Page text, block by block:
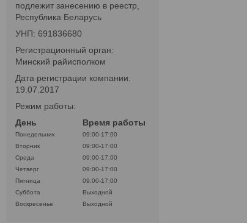
подлежит занесению в реестр,
Республика Беларусь
УНП: 691836680
Регистрационный орган:
Минский райисполком
Дата регистрации компании:
19.07.2017
Режим работы:
День
Время работы
Понедельник
09:00-17:00
Вторник
09:00-17:00
Среда
09:00-17:00
Четверг
09:00-17:00
Пятница
09:00-17:00
Суббота
Выходной
Воскресенье
Выходной